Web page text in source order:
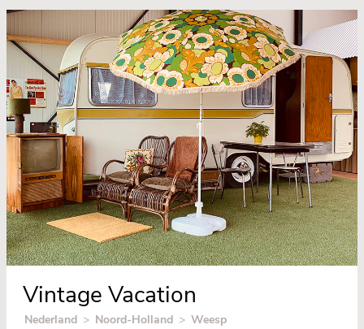
Vintage Vacation
Nederland > Noord-Holland > Weesp